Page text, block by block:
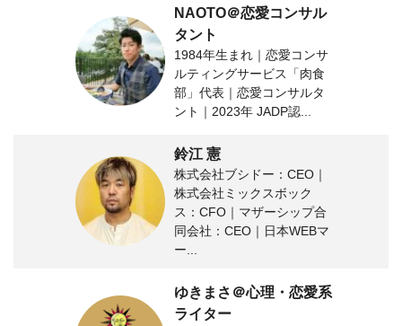
NAOTO＠恋愛コンサル
タント
1984年生まれ｜恋愛コンサ
ルティングサービス「肉食
部」代表｜恋愛コンサルタ
ント｜2023年 JADP認...
鈴江 憲
株式会社ブシドー：CEO｜
株式会社ミックスボック
ス：CFO｜マザーシップ合
同会社：CEO｜日本WEBマ
ー...
ゆきまさ＠心理・恋愛系
ライター